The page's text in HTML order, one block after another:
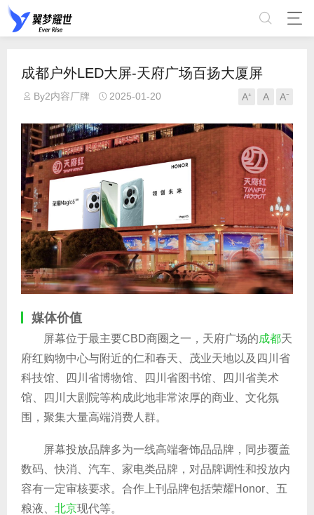
成都户外LED大屏-天府广场百扬大厦屏
By2内容厂牌 2025-01-20 A⁺ A A⁻
媒体价值
屏幕位于最主要CBD商圈之一，天府广场的成都天
府红购物中心与附近的仁和春天、茂业天地以及四川省
科技馆、四川省博物馆、四川省图书馆、四川省美术
馆、四川大剧院等构成此地非常浓厚的商业、文化氛
围，聚集大量高端消费人群。
屏幕投放品牌多为一线高端奢饰品品牌，同步覆盖
数码、快消、汽车、家电类品牌，对品牌调性和投放内
容有一定审核要求。合作上刊品牌包括荣耀Honor、五
粮液、 北京现代等。